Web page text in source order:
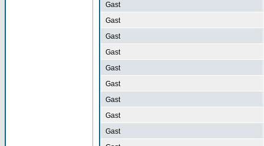
Gast
Gast
Gast
Gast
Gast
Gast
Gast
Gast
Gast